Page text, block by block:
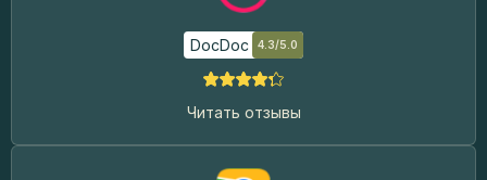
DocDoc 4.3/5.0
Читать отзывы